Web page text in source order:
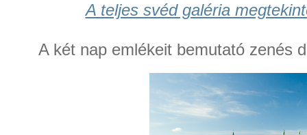
A teljes svéd galéria
A két nap emlékeit bemutató zenés